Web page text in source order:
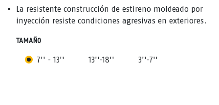
La resistente construcción de estireno moldeado por
inyección resiste condiciones agresivas en exteriores.
TAMAÑO
7'' - 13'' 13''-18'' 3''-7''